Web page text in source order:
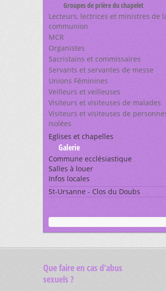
Groupes de prière du chapelet
Lecteurs, lectrices et ministres de
communion
MCR
Organistes
Sacristains et commissaires
Servants et servantes de messe
Unions Féminines
Veilleurs et veilleuses
Visiteurs et visiteuses de malades
Visiteurs et visiteuses de
isolées
Eglises et chapelles
Galerie
Commune ecclésiastique
Salles à louer
Infos locales
St-Ursanne - Clos du Doubs
Que faire en cas d'abus
sexuels ?